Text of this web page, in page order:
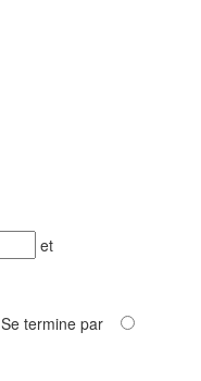
et
Se termine par